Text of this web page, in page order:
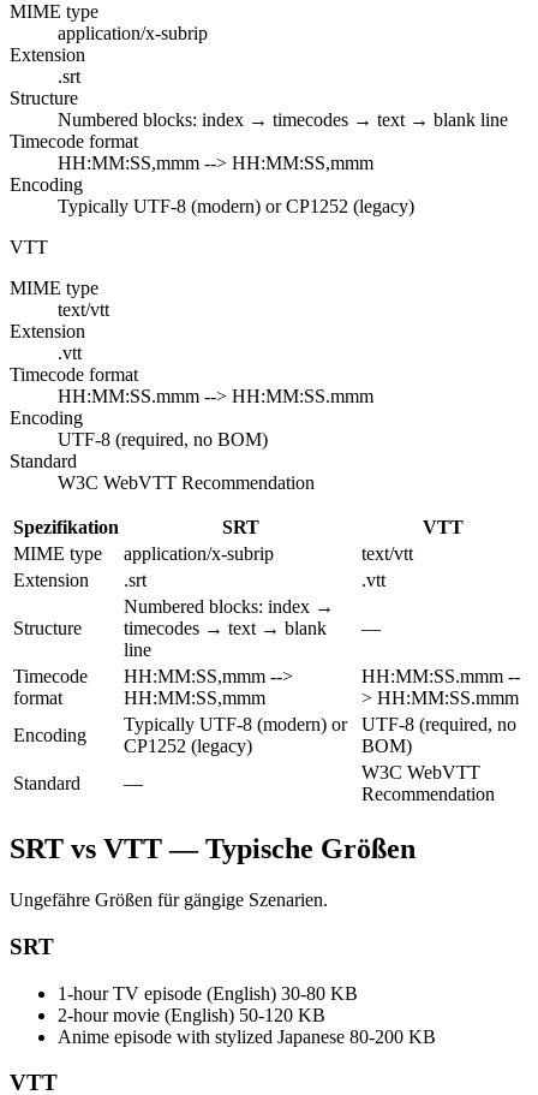
MIME type
application/x-subrip
Extension
.srt
Structure
Numbered blocks: index → timecodes → text → blank line
Timecode format
HH:MM:SS,mmm --> HH:MM:SS,mmm
Encoding
Typically UTF-8 (modern) or CP1252 (legacy)
VTT
MIME type
text/vtt
Extension
.vtt
Timecode format
HH:MM:SS.mmm --> HH:MM:SS.mmm
Encoding
UTF-8 (required, no BOM)
Standard
W3C WebVTT Recommendation
Spezifikation SRT
VTT
MIME type
application/x-subrip
text/vtt
Extension
.srt .vtt
Structure
Numbered blocks: index →
timecodes → text → blank
line
—
Timecode
format
HH:MM:SS,mmm -->
HH:MM:SS,mmm
HH:MM:SS.mmm --
> HH:MM:SS.mmm
Encoding
Typically UTF-8 (modern) or
CP1252 (legacy)
UTF-8 (required, no
BOM)
Standard
—
W3C WebVTT
Recommendation
SRT vs VTT — Typische Größen
Ungefähre Größen für gängige Szenarien.
SRT
1-hour TV episode (English) 30-80 KB
2-hour movie (English) 50-120 KB
Anime episode with stylized Japanese 80-200 KB
VTT